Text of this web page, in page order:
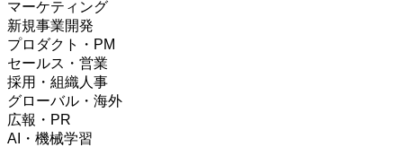
マーケティング
新規事業開発
プロダクト・PM
セールス・営業
採用・組織人事
グローバル・海外
広報・PR
AI・機械学習